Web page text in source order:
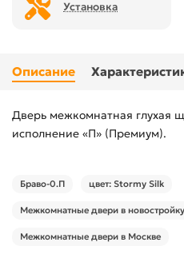
Установка
Описание
Дверь межкомнатная глухая
исполнение «П» (Премиум).
Браво-0.П цвет: Stormy Silk
Межкомнатные двери в новостройку
Межкомнатные двери в Москве